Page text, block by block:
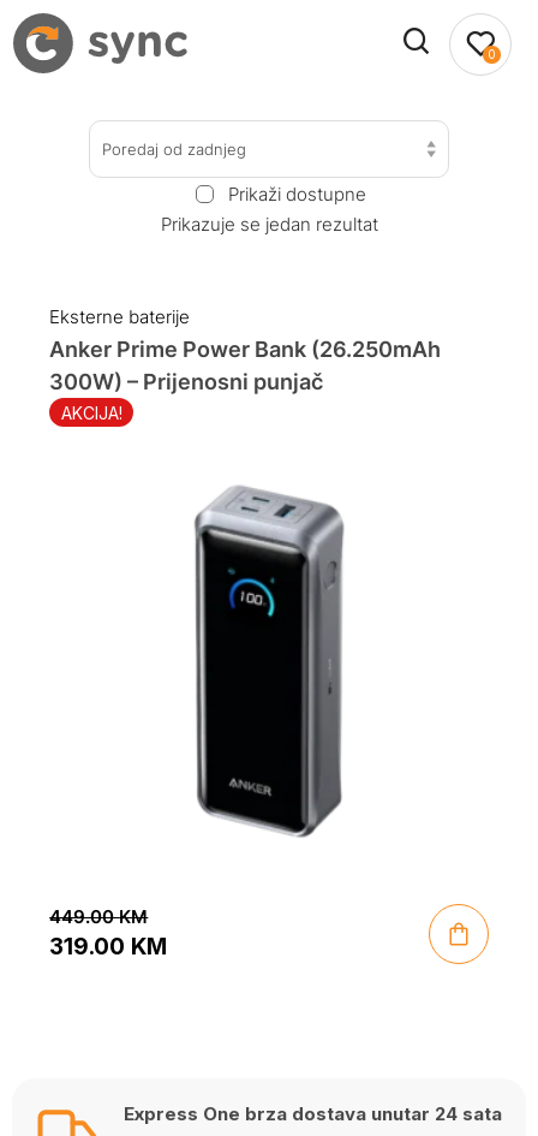
0
Poredaj od zadnjeg
Prikaži dostupne
Prikazuje se jedan rezultat
Eksterne baterije
AKCIJA!
Anker Prime Power Bank (26.250mAh
300W) – Prijenosni punjač
449.00KM
319.00 KM
Express One brza dostava unutar 24 sata